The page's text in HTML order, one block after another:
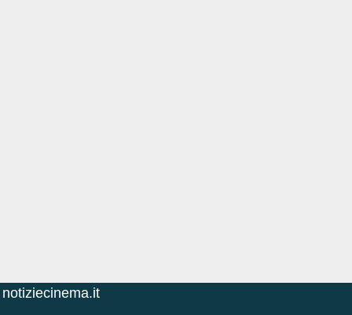
notiziecinema.it